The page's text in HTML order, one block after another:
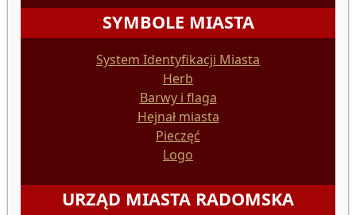
SYMBOLE MIASTA
System Identyfikacji Miasta
Herb
Barwy i flaga
Hejnał miasta
Pieczęć
Logo
URZĄD MIASTA RADOMSKA